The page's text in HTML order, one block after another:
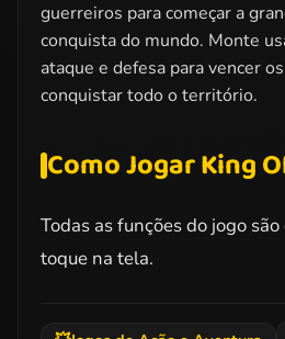
guerreiros para começar a
conquista do mundo. Monte
ataque e defesa para vencer
conquistar todo o território.
Como Jogar King
Todas as funções do jogo
toque na tela.